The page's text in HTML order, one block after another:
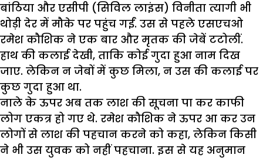
बांठिया और एसीपी (सिविल लाइंस) विनीता त्यागी भी
थोड़ी देर में मौके पर पहुंच गईं. उस से पहले एसएचओ
रमेश कौशिक ने एक बार और मृतक की जेबें टटोलीं.
हाथ की कलाई देखी, ताकि कोई गुदा हुआ नाम दिख
जाए. लेकिन न जेबों में कुछ मिला, न उस की कलाई पर
कुछ गुदा हुआ था.
नाले के ऊपर अब तक लाश की सूचना पा कर काफी
लोग एकत्र हो गए थे. रमेश कौशिक ने ऊपर आ कर उन
लोगों से लाश की पहचान करने को कहा, लेकिन किसी
ने भी उस युवक को नहीं पहचाना. इस से यह अनुमान